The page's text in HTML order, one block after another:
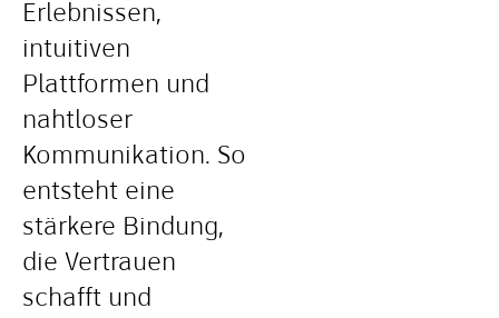
Erlebnissen,
intuitiven
Plattformen und
nahtloser
Kommunikation. So
entsteht eine
stärkere Bindung,
die Vertrauen
schafft und